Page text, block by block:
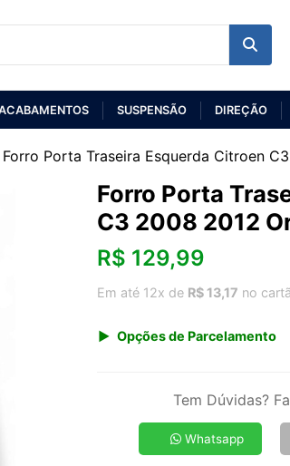
SUSPENSÃO DIREÇÃO
Porta Traseira Esquerda Citroen
Forro Porta
C3 2008 2012
R$ 129,99
Em até 12x de R$ 13,17 no
Opções de Parcelamento
7x de R$ 21,30
9x de R$ 17,00
Tem Dúvidas?
Whatsapp